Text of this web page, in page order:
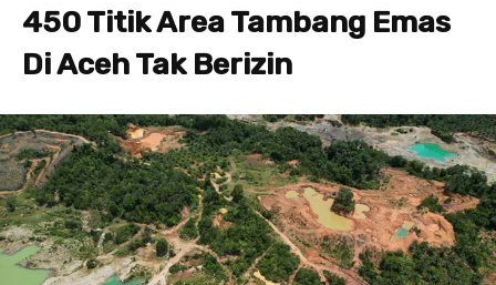
450 Titik Area Tambang Emas
Di Aceh Tak Berizin